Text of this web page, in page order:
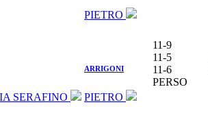
PIETRO
SERAFINO
ARRIGONI
PIETRO
11-9
11-5
11-6
PERSO